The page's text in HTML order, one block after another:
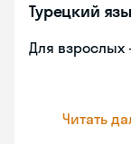
Турецкий
Для
Читать